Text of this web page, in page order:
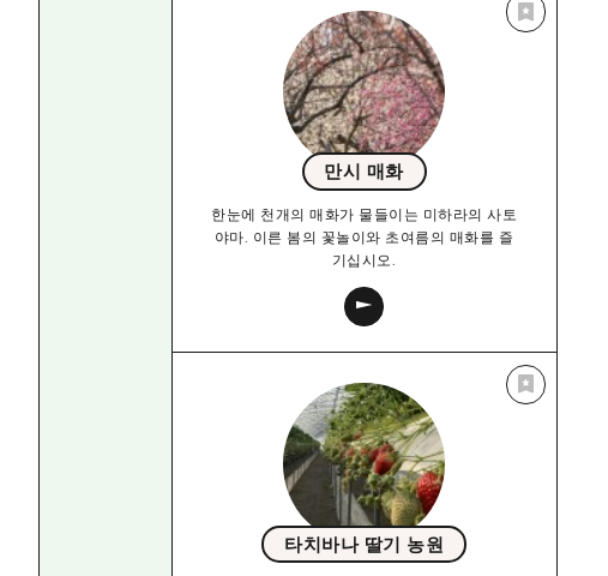
만시 매화
한눈에 천개의 매화가 물들이는 미하라의 사토
야마. 이른 봄의 꽃놀이와 초여름의 매화를 즐
기십시오.
타치바나 딸기 농원